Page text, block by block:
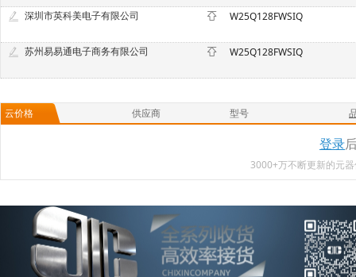
深圳市英科美电子有限公司 W25Q128FWSIQ
苏州易易通电子商务有限公司 W25Q128FWSIQ
云价格 供应商 型号
登录
3000+万不断更新的元